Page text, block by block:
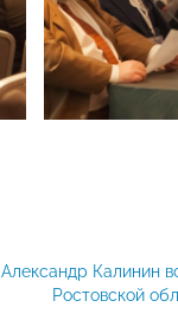
Александр Калинин
Ростовской